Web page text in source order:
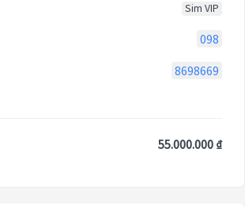
Sim VIP
098
8698669
55.000.000 ₫